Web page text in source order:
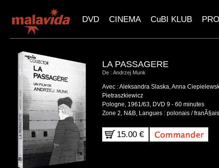
DVD CINEMA CuBI KLUB PRO
LA PASSAGERE
De : Andrzej Munk
Avec : Aleksandra Slaska, Anna
Pietraszkiewicz
Pologne, 1961/63, DVD 9 - 60 minutes
Zone 2, N&B, Langues : polonais /
15.00 €